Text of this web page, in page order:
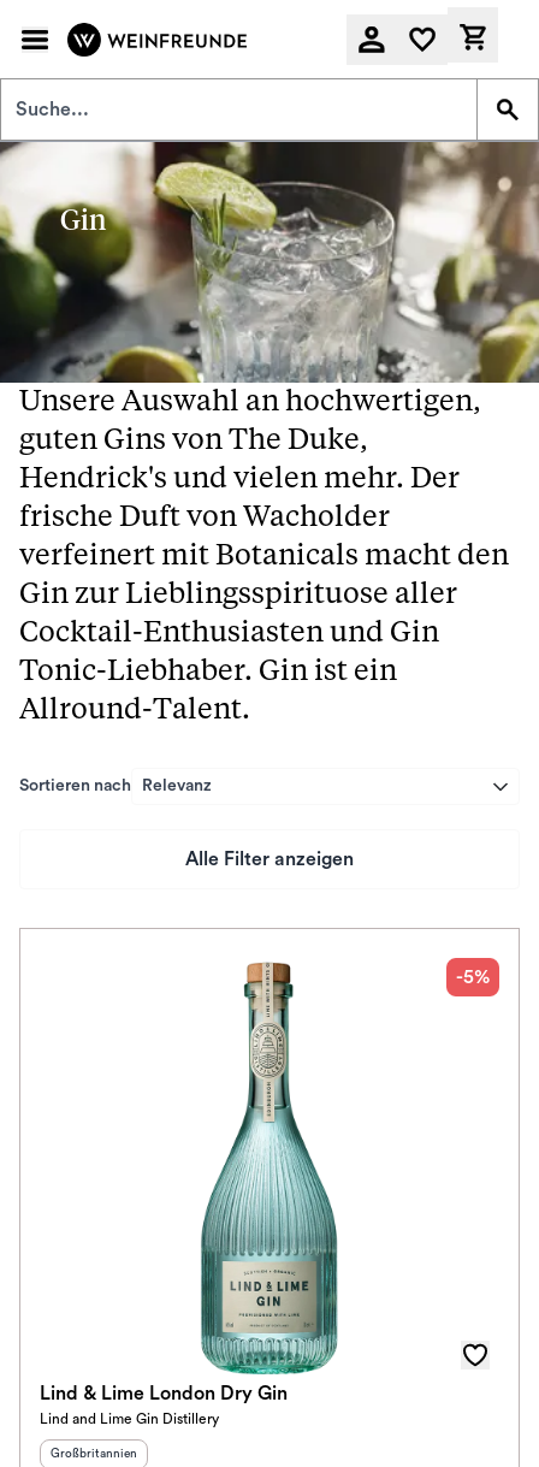
Gin
Unsere Auswahl an hochwertigen,
guten Gins von The Duke,
Hendrick's und vielen mehr. Der
frische Duft von Wacholder
verfeinert mit Botanicals macht den
Gin zur Lieblingsspirituose aller
Cocktail-Enthusiasten und Gin
Tonic-Liebhaber. Gin ist ein
Allround-Talent.
Sortieren nach Relevanz
Alle Filter anzeigen
Im Rewe Handel erhältlich
-5%
Lind & Lime London Dry Gin
Lind and Lime Gin Distillery
Herkunftsland:
Großbritannien